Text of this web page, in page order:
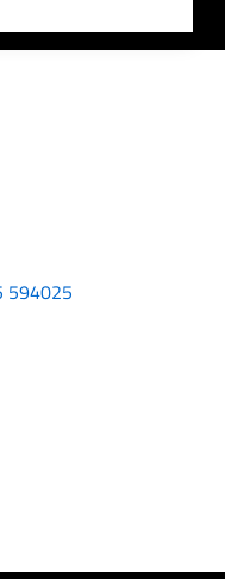
594025